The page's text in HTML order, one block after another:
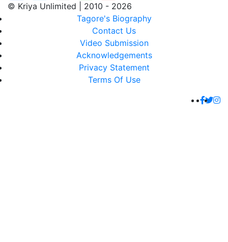
© Kriya Unlimited | 2010 - 2026
Tagore's Biography
Contact Us
Video Submission
Acknowledgements
Privacy Statement
Terms Of Use